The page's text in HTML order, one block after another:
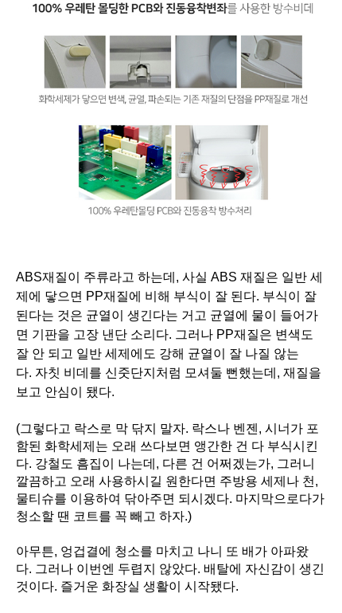
ABS재질이 주류라고 하는데 , 사실 ABS 재질은 일반 세
제에 닿으면 PP재질에 비해 부식이 잘 된다. 부식이 잘
된다는 것은 균열이 생긴다는 거고 균열에 물이 들어가
면 기판을 고장 낸단 소리다. 그러나 PP재질은 변색도
잘 안 되고 일반 세제에도 강해 균열이 잘 나질 않는
다. 자칫 비데를 신줏단지처럼 모셔둘 뻔했는데 , 재질을
보고 안심이 됐다.
(그렇다고 락스로 막 닦지 말자. 락스나 벤젠, 시너가 포
함된 화학세제는 오래 쓰다보면 앵간한 건 다 부식시킨
다. 강철도 흠집이 나는데, 다른 건 어쩌겠는가, 그러니
깔끔하고 오래 사용하시길 원한다면 주방용 세제나 천,
물티슈를 이용하여 닦아주면 되시겠다. 마지막으로다가
청소할 땐 코트를 꼭 빼고 하자.)
아무튼, 엉겁결에 청소를 마치고 나니 또 배가 아파왔
다. 그러나 이번엔 두렵지 않았다. 배탈에 자신감이 생긴
것이다. 즐거운 화장실 생활이 시작됐다.